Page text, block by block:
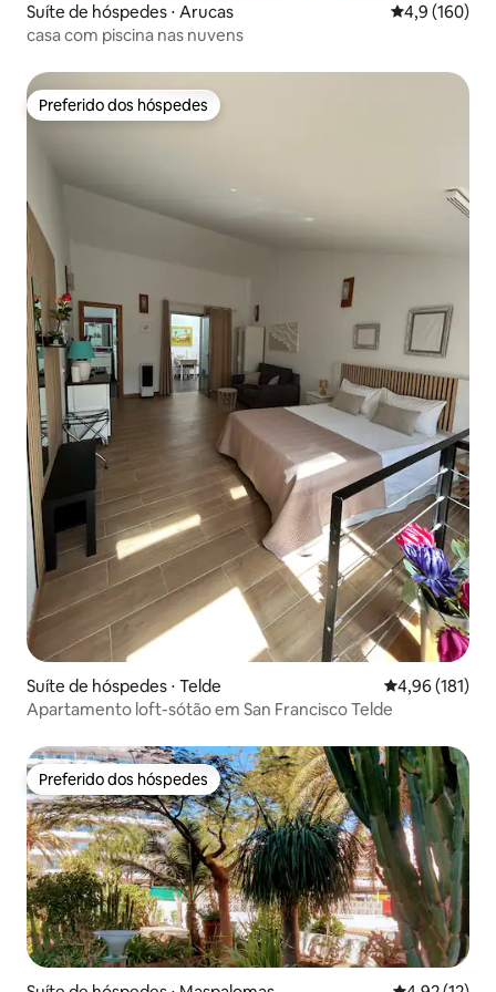
Suíte de hóspedes ⋅ Arucas 4,9 de uma
4,9 (160)
casa com piscina nas nuvens
Preferido dos hóspedes
Preferido dos hóspedes
Suíte de hóspedes ⋅ Telde 4,96 de uma
4,96 (181)
Apartamento loft-sótão em San Francisco Telde
Preferido dos hóspedes
Preferido dos hóspedes